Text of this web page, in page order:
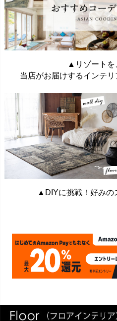
▲リゾートを
当店がお届けするインテリ
▲DIYに挑戦！好みの